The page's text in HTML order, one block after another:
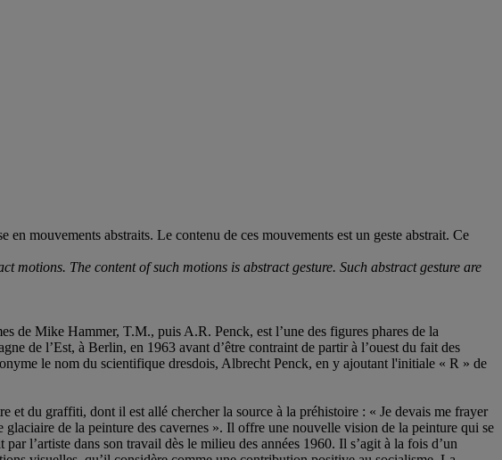
en mouvements abstraits. Le contenu de ces mouvements est un geste abstrait. Ce
The content of such motions is abstract gesture. Such abstract gesture are
de Mike Hammer, T.M., puis A.R. Penck, est l’une des figures phares de la
de l’Est, à Berlin, en 1963 avant d’être contraint de partir à l’ouest du fait des
le nom du scientifique dresdois, Albrecht Penck, en y ajoutant l'initiale « R » de
et du graffiti, dont il est allé chercher la source à la préhistoire : « Je devais me frayer
de la peinture des cavernes ». Il offre une nouvelle vision de la peinture qui se
l’artiste dans son travail dès le milieu des années 1960. Il s’agit à la fois d’un